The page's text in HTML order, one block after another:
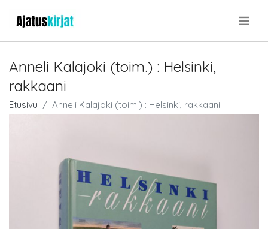
Anneli Kalajoki (toim.) : Helsinki,
rakkaani
Etusivu Anneli Kalajoki (toim.) : Helsinki, rakkaani